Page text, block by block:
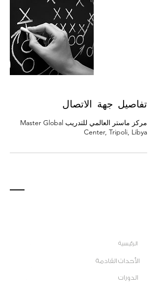
تفاصيل جهة الاتصال
مركز ماستر العالمي للتدريب Master Global
Center, Tripoli, Libya
الرئيسية
الأحداث القادمة
الدورات